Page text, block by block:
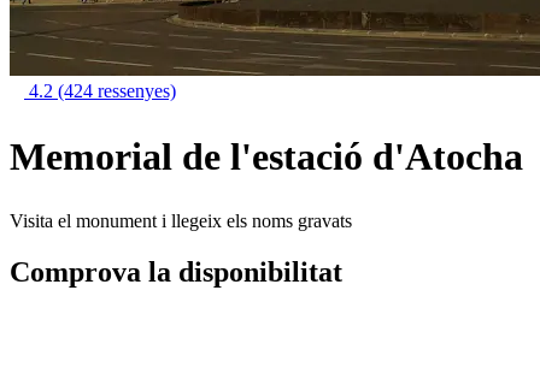
4.2 (424 ressenyes)
Memorial de l'estació d'Atocha
Visita el monument i llegeix els noms gravats
Comprova la disponibilitat